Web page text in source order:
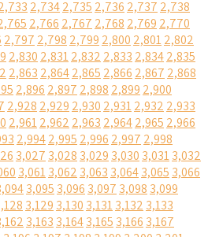
2,7342,735 2,736 2,737 2,738
2,766 2,767 2,768 2,769 2,770
2,797 2,798 2,799 2,800 2,8012,802
2,830 2,8312,832 2,833 2,8342,835
2,863 2,8642,865 2,866 2,867 2,868
2,896 2,897 2,898 2,899 2,900
2,928 2,929 2,930 2,9312,932 2,933
2,9612,962 2,963 2,9642,965 2,966
2,9942,995 2,996 2,997 2,998
3,027 3,028 3,029 3,030 3,0313,032
3,0613,062 3,063 3,0643,065 3,066
3,095 3,096 3,097 3,098 3,099
3,129 3,130 3,1313,132 3,133
3,163 3,1643,165 3,166 3,167